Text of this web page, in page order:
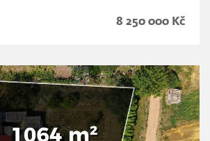
8 250 000 Kč